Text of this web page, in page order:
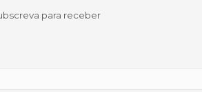
para receber